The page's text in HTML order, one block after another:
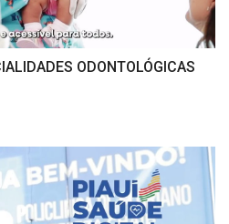
ODONTOLÓGICAS